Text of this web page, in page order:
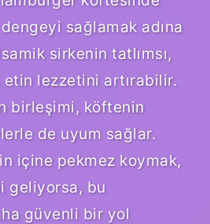
sağlamak adına
sirkenin tatlımsı,
lezzetini artırabilir.
birleşimi, köftenin
de uyum sağlar.
içine pekmez koymak,
geliyorsa, bu
güvenli bir yol